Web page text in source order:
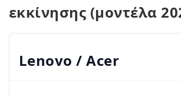
εκκίνησης (μοντέλα
Lenovo / Acer